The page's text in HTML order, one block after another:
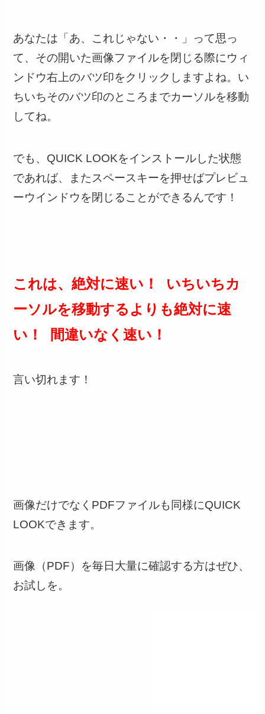
あなたは「あ、これじゃない・・」って思っ
て、その開いた画像ファイルを閉じる際にウィ
ンドウ右上のバツ印をクリックしますよね。い
ちいちそのバツ印のところまでカーソルを移動
してね。
でも、QUICK LOOKをインストールした状態
であれば、また スペースキーを押せばプレビュ
ーウインドウを閉じることができるんです！
これは、絶対に速い！ いちいちカ
ーソルを移動するよりも絶対に速
い！ 間違いなく速い！
言い切れます！
画像だけでなくPDFファイルも同様にQUICK
LOOKできます。
画像（PDF）を毎日大量に確認する方はぜひ、
お試しを。